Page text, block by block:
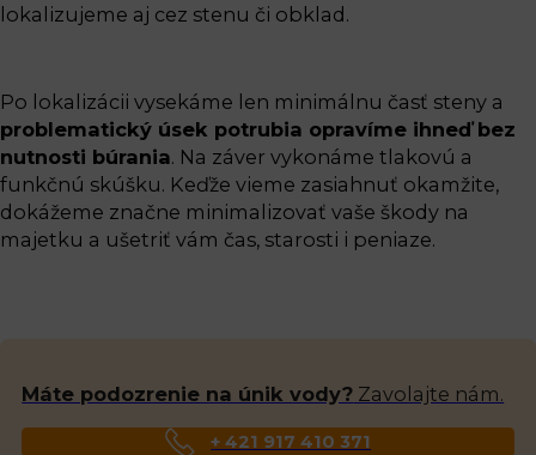
lokalizujeme aj cez stenu či obklad.
Po lokalizácii vysekáme len minimálnu časť steny a
problematický úsek potrubia opravíme ihneď bez
nutnosti búrania. Na záver vykonáme tlakovú a
funkčnú skúšku. Keďže vieme zasiahnuť okamžite,
dokážeme značne minimalizovať vaše škody na
majetku a ušetriť vám čas, starosti i peniaze.
Máte podozrenie na únik vody? Zavolajte nám.
+ 421 917 410 371